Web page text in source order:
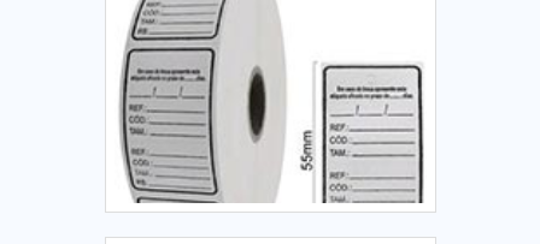
impressoras Zebra e Argox. A empresa atende todo o
estado de São Paulo há mais de quinze anos, se
preocupando sempre com a satisfação de seus clientes.
Entre em contato e saiba mais!.